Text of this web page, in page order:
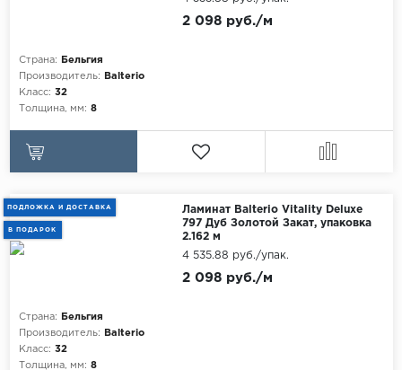
Страна:
Бельгия
Производитель:
Balterio
Класс: 32
Толщина, мм: 8
2 098 руб./м
ПОДЛОЖКА И ДОСТАВКА
В ПОДАРОК
Ламинат Balterio Vitality Deluxe
797 Дуб Золотой Закат, упаковка
2.162 м
Страна:
Бельгия
Производитель:
Balterio
Класс: 32
Толщина, мм: 8
2 098 руб./м
4 535.88 руб./упак.